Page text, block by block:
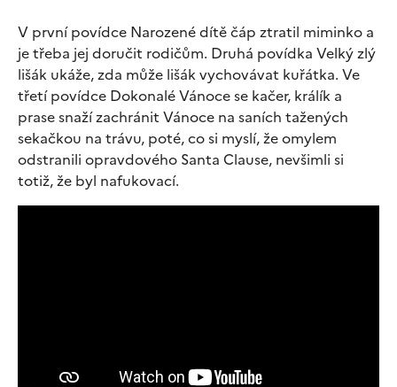
V první povídce Narozené dítě čáp ztratil miminko a
je třeba jej doručit rodičům. Druhá povídka Velký zlý
lišák ukáže, zda může lišák vychovávat kuřátka. Ve
třetí povídce Dokonalé Vánoce se kačer, králík a
prase snaží zachránit Vánoce na saních tažených
sekačkou na trávu, poté, co si myslí, že omylem
odstranili opravdového Santa Clause, nevšimli si
totiž, že byl nafukovací.